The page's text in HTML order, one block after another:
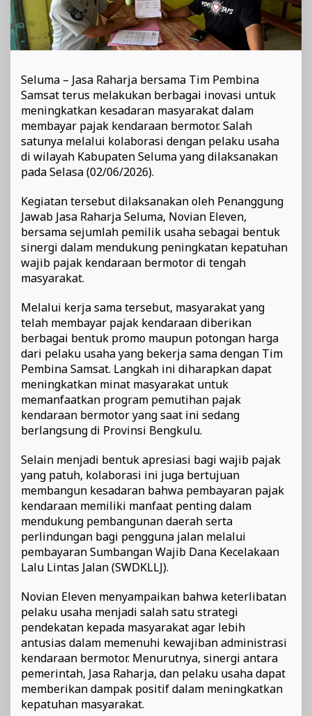
Seluma – Jasa Raharja bersama Tim Pembina
Samsat terus melakukan berbagai inovasi untuk
meningkatkan kesadaran masyarakat dalam
membayar pajak kendaraan bermotor. Salah
satunya melalui kolaborasi dengan pelaku usaha
di wilayah Kabupaten Seluma yang dilaksanakan
pada Selasa (02/06/2026).
Kegiatan tersebut dilaksanakan oleh Penanggung
Jawab Jasa Raharja Seluma, Novian Eleven,
bersama sejumlah pemilik usaha sebagai bentuk
sinergi dalam mendukung peningkatan kepatuhan
wajib pajak kendaraan bermotor di tengah
masyarakat.
Melalui kerja sama tersebut, masyarakat yang
telah membayar pajak kendaraan diberikan
berbagai bentuk promo maupun potongan harga
dari pelaku usaha yang bekerja sama dengan Tim
Pembina Samsat. Langkah ini diharapkan dapat
meningkatkan minat masyarakat untuk
memanfaatkan program pemutihan pajak
kendaraan bermotor yang saat ini sedang
berlangsung di Provinsi Bengkulu.
Selain menjadi bentuk apresiasi bagi wajib pajak
yang patuh, kolaborasi ini juga bertujuan
membangun kesadaran bahwa pembayaran pajak
kendaraan memiliki manfaat penting dalam
mendukung pembangunan daerah serta
perlindungan bagi pengguna jalan melalui
pembayaran Sumbangan Wajib Dana Kecelakaan
Lalu Lintas Jalan (SWDKLLJ).
Novian Eleven menyampaikan bahwa keterlibatan
pelaku usaha menjadi salah satu strategi
pendekatan kepada masyarakat agar lebih
antusias dalam memenuhi kewajiban administrasi
kendaraan bermotor. Menurutnya, sinergi antara
pemerintah, Jasa Raharja, dan pelaku usaha dapat
memberikan dampak positif dalam meningkatkan
kepatuhan masyarakat.